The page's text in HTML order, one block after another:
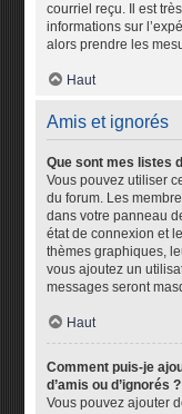
courriel reçu. Il est
informations sur
alors prendre les
Haut
Amis et ignorés
Que sont mes listes
Vous pouvez utiliser
du forum. Les
dans votre panneau
état de connexion et
thèmes graphiques,
vous ajoutez un
messages seront
Haut
Comment puis-je
d’amis ou d’ignorés ?
Vous pouvez ajouter